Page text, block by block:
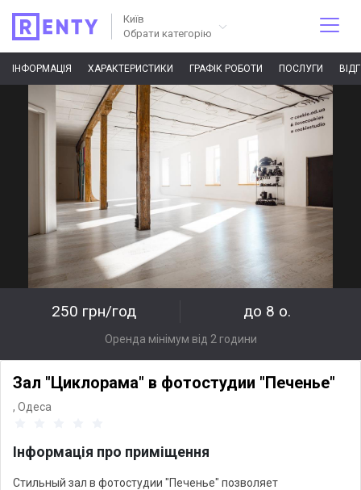
Київ
Обрати категорію
ІНФОРМАЦІЯ ХАРАКТЕРИСТИКИ ГРАФІК РОБОТИ ПОСЛУГИ
250 грн/год до 8 о.
Оренда мінімум від 2 години
Зал "Циклорама" в фотостудии "Печенье"
, Одеса
Інформація про приміщення
Стильный зал в фотостудии "Печенье" позволяет